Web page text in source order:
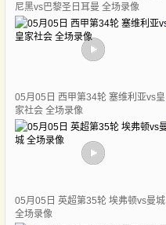
尼黑vs巴黎圣日耳曼 全场录像
05月05日 西甲第34轮 塞维利亚vs皇
家社会 全场录像
05月05日 英超第35轮 埃弗顿vs曼城
全场录像